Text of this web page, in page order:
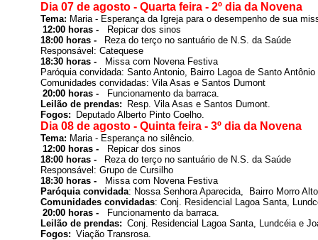
Dia 07 de agosto - Quarta feira - 2º dia da Novena
Tema: Maria - Esperança da Igreja para o desempenho de sua
12:00 horas -
Repicar dos sinos
18:00 horas -
Reza do terço no santuário de N.S. da Saúde
Responsável: Catequese
18:30 horas -
Missa com Novena Festiva
Paróquia convidada: Santo Antonio, Bairro Lagoa de Santo Antônio
Comunidades convidadas: Vila Asas e Santos Dumont
20:00 horas -
Leilão de prendas:
Resp. Vila Asas e Santos Dumont.
Fogos:
Deputado Alberto Pinto Coelho.
Dia 08 de agosto - Quinta feira - 3º dia da Novena
Tema: Maria - Esperança no silêncio.
12:00 horas -
Repicar dos sinos
18:00 horas -
Reza do terço no santuário de N.S. da Saúde
Responsável: Grupo de Cursilho
18:30 horas -
Missa com Novena Festiva
Paróquia convidada: Nossa Senhora Aparecida,  Bairro Morro
Comunidades convidadas: Conj. Residencial Lagoa Santa,
20:00 horas -
Leilão de prendas: Conj. Residencial Lagoa Santa, Lundcéia e
Fogos: Viação Transrosa.